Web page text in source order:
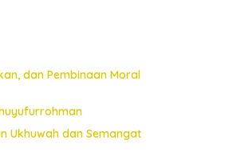
dan Pembinaan Moral
Ukhuwah dan Semangat